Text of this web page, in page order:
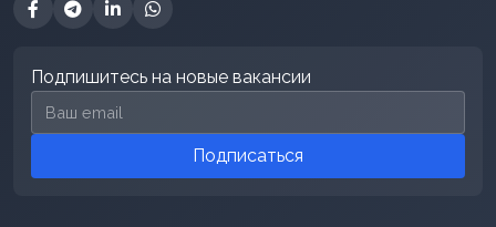
Подпишитесь на новые вакансии
Email для подписки
Подписаться